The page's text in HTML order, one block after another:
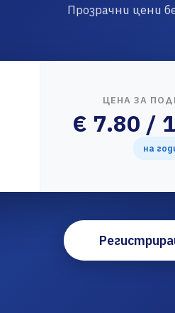
Прозрачни цени
ЦЕНА ЗА
€ 7.80 /
на